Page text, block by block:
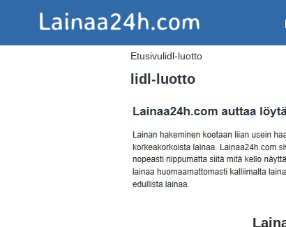
Etusivulidl-luotto
lidl-luotto